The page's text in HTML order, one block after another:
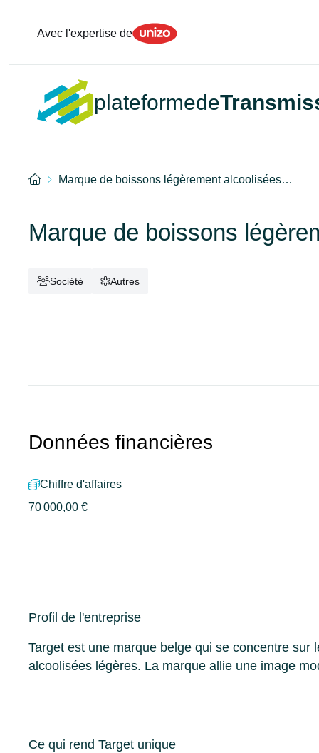
Avec l'expertise deUnizo
plateformede
AccueilMarque de boissons légèrement alcoolisées…
Marque de boissons
Société Autres
Données financières
Chiffre d'affaires
70 000,00 €
Profil de l'entreprise
Target est une marque belge qui se concentre
alcoolisées légères. La marque allie une image
Ce qui rend Target unique